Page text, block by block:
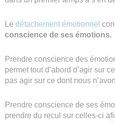
Le détachement émotionnel
conscience de ses émotions.
Prendre conscience des
permet tout d’abord d’agir sur
pas agir sur ce dont nous
Prendre conscience de ses
prendre du recul sur celles-ci